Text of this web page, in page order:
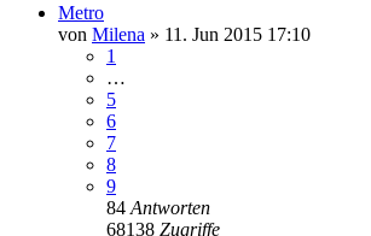
Metro
von Milena » 11. Jun 2015 17:10
1
…
5
6
7
8
9
84 Antworten
68138 Zugriffe